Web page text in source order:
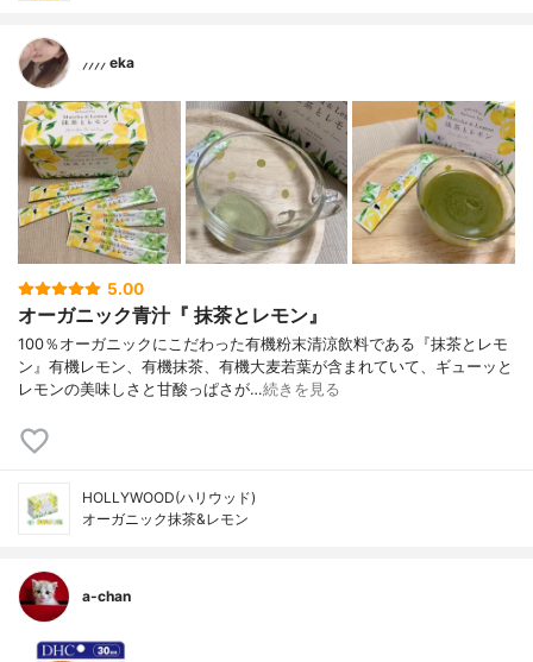
⸝⸝⸝⸝ eka
5.00
オーガニック青汁『 抹茶とレモン』
100％オーガニックにこだわった有機粉末清涼飲料である『抹茶とレモ
ン』有機レモン、有機抹茶、有機大麦若葉が含まれていて、ギューッと
レモンの美味しさと甘酸っぱさが…続きを見る
HOLLYWOOD(ハリウッド)
オーガニック抹茶&レモン
a-chan